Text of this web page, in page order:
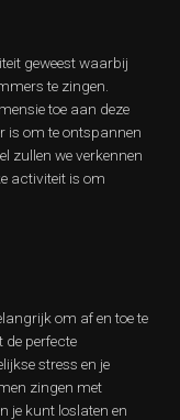
geweest waarbij
te zingen.
toe aan deze
is om te ontspannen
zullen we verkennen
activiteit is om
om af en toe te
perfecte
stress en je
zingen met
je kunt loslaten en